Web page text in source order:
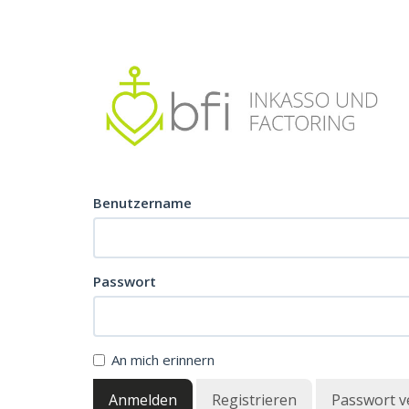
Benutzername
Passwort
An mich erinnern
Registrieren Passwort